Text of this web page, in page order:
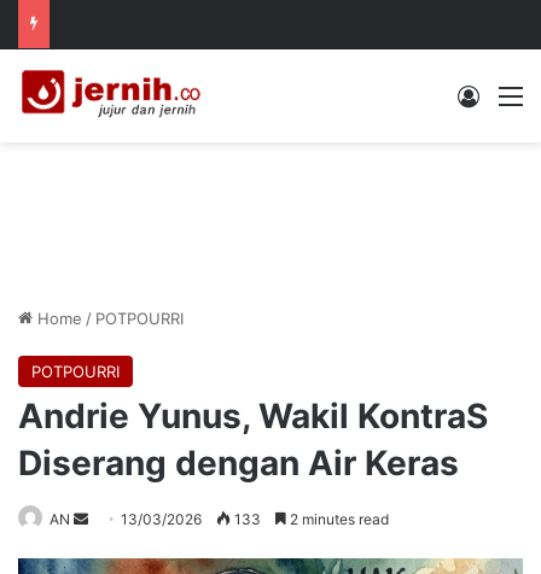
Log In
Home / POTPOURRI
POTPOURRI
Andrie Yunus, Wakil KontraS
Diserang dengan Air Keras
AN
Send13/03/2026 133 2 minutes read